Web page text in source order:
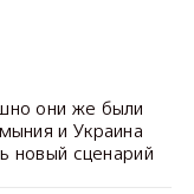
они же были
и Украина
новый сценарий